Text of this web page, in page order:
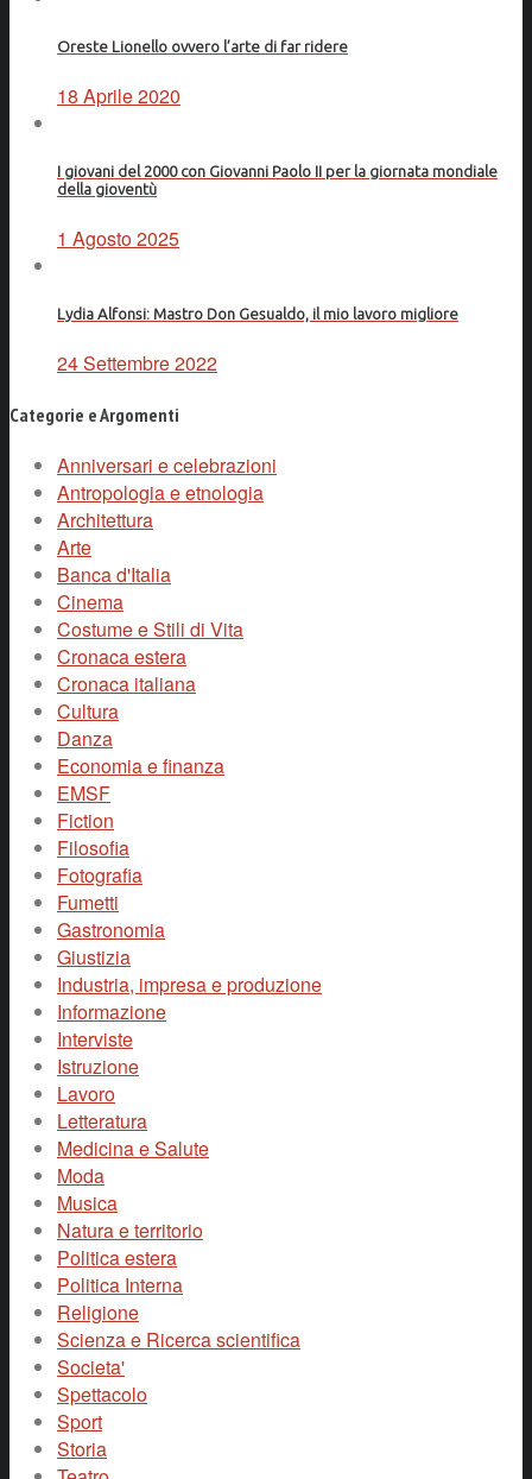
Oreste Lionello ovvero l’arte di far ridere
18 Aprile 2020
I giovani del 2000 con Giovanni Paolo II per la giornata mondiale
della gioventù
1 Agosto 2025
Lydia Alfonsi: Mastro Don Gesualdo, il mio lavoro migliore
24 Settembre 2022
Categorie e Argomenti
Anniversari e celebrazioni
Antropologia e etnologia
Architettura
Arte
Banca d'Italia
Cinema
Costume e Stili di Vita
Cronaca estera
Cronaca italiana
Cultura
Danza
Economia e finanza
EMSF
Fiction
Filosofia
Fotografia
Fumetti
Gastronomia
Giustizia
Industria, impresa e produzione
Informazione
Interviste
Istruzione
Lavoro
Letteratura
Medicina e Salute
Moda
Musica
Natura e territorio
Politica estera
Politica Interna
Religione
Scienza e Ricerca scientifica
Societa'
Spettacolo
Sport
Storia